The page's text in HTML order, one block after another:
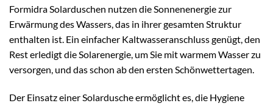
Formidra Solarduschen nutzen die Sonnenenergie zur
Erwärmung des Wassers, das in ihrer gesamten Struktur
enthalten ist. Ein einfacher Kaltwasseranschluss genügt, den
Rest erledigt die Solarenergie, um Sie mit warmem Wasser zu
versorgen, und das schon ab den ersten Schönwettertagen.
Der Einsatz einer Solardusche ermöglicht es, die Hygiene